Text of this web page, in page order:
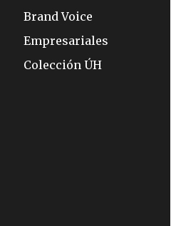
Brand Voice
Empresariales
Colección ÚH